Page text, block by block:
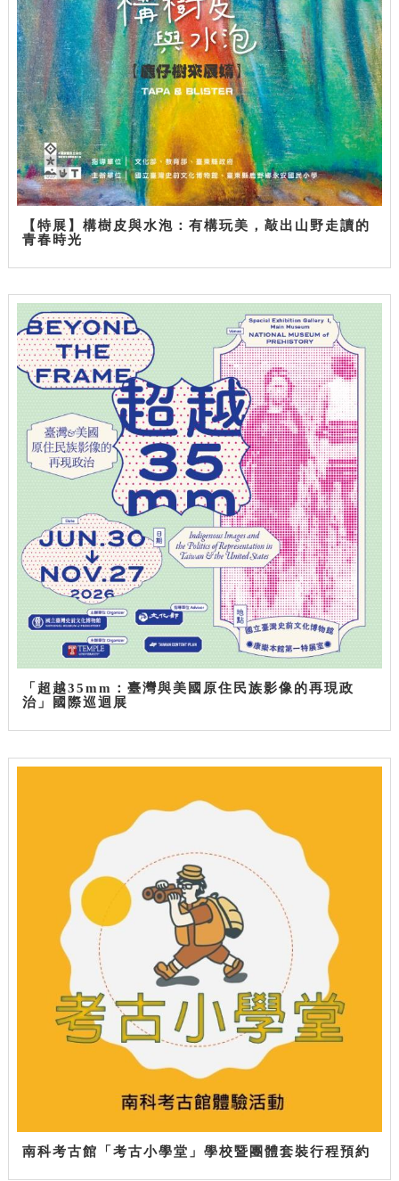
【特展】構樹皮與水泡：有構玩美，敲出山野走讀的
青春時光
「超越35mm：臺灣與美國原住民族影像的再現政
治」國際巡迴展
南科考古館「考古小學堂」學校暨團體套裝行程預約